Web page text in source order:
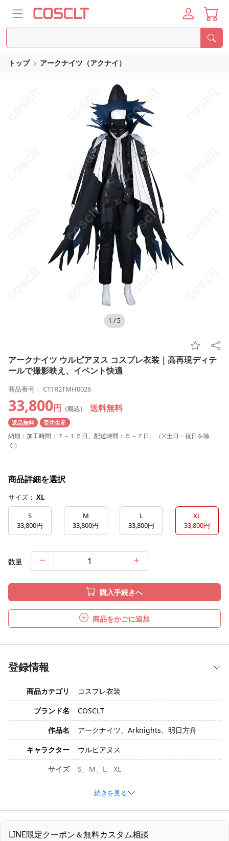
トップ アークナイツ（アクナイ）
1 /5
アークナイツ ウルピアヌス コスプレ衣装｜高再現ディテ
ールで撮影映え、イベント快適
商品番号： CT1R2TMH0026
33,800円 （税込） 送料無料
返品無料 受注生産
納期：加工時間：７－１５日、配送時間：５－７日。（※土日・祝日を除
く）
商品詳細を選択
サイズ： XL
S
33,800円
M
33,800円
L
33,800円
XL
33,800円
数量
購入手続きへ
商品をかごに追加
登録情報
商品カテゴリ
コスプレ衣装
ブランド名
COSCLT
作品名
アークナイツ、Arknights、明日方舟
キャラクター
ウルピアヌス
サイズ
S、M、L、XL
コスプレ専用生地
カバー、手袋、 ニーパッド、ベルト、ベル
トコンポーネント、マフラー、髪飾り、帽
続きを見る
LINE限定クーポン＆無料カスタム相談